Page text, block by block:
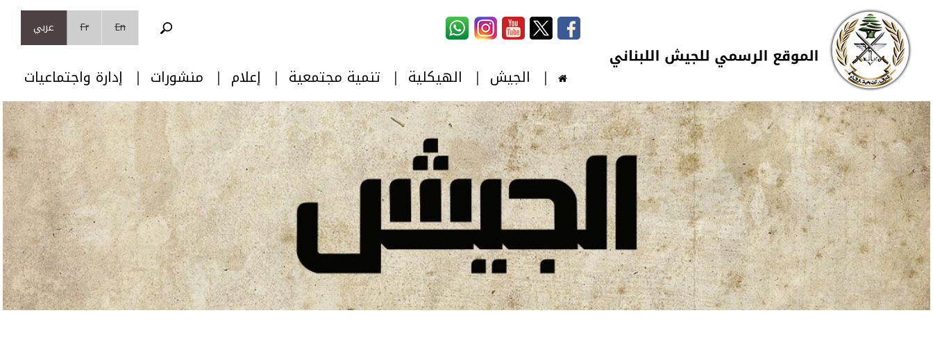
تجاوز إلى المحتوى الرئيسي
Skip to navigation
En
Fr عربي
الجيش الهيكلية تنمية مجتمعية إعلام منشورات إدارة واجتماعيات